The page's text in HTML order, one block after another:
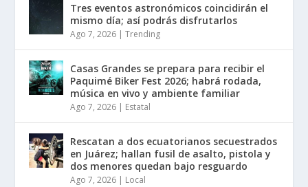
Tres eventos astronómicos coincidirán el
mismo día; así podrás disfrutarlos
Ago 7, 2026 |Trending
Casas Grandes se prepara para recibir el
Paquimé Biker Fest 2026; habrá rodada,
música en vivo y ambiente familiar
Ago 7, 2026 | Estatal
Rescatan a dos ecuatorianos secuestrados
en Juárez; hallan fusil de asalto, pistola y
dos menores quedan bajo resguardo
Ago 7, 2026 | Local